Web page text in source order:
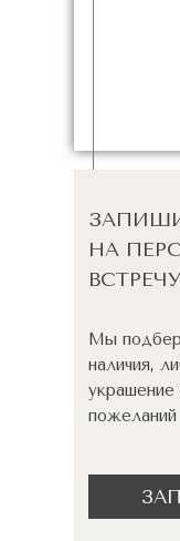
НА
Мы
наличия,
украшение
пожеланий